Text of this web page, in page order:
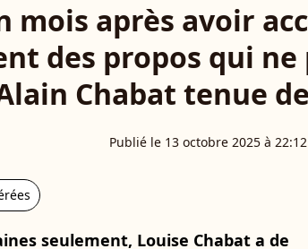
mois après avoir
des propos qui
Chabat tenue
Publié le 13 octobre 2025 à 22:12
seulement, Louise Chabat a de